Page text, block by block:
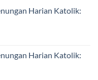
Harian Katolik:
Harian Katolik: